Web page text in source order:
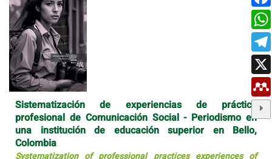
Sistematización de experiencias de práctica
profesional de Comunicación Social - Periodismo en
una institución de educación superior en Bello,
Colombia
Systematization of professional practices experiences of